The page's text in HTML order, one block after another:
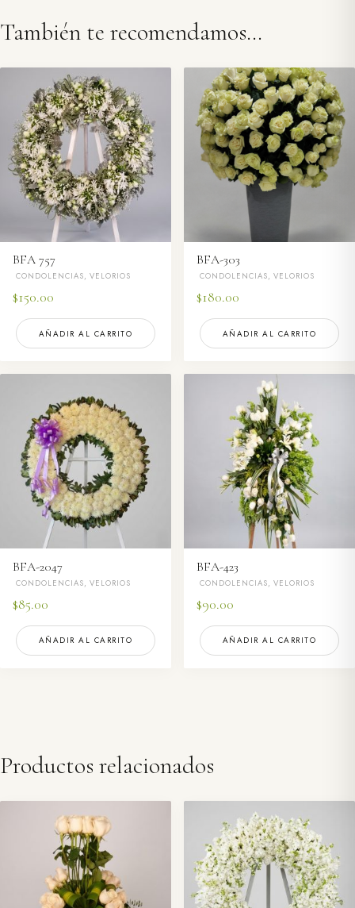
También te recomendamos…
BFA 757
CONDOLENCIAS, VELORIOS
$150.00
AÑADIR AL CARRITO
BFA-303
CONDOLENCIAS, VELORIOS
$180.00
AÑADIR AL CARRITO
BFA-2047
CONDOLENCIAS, VELORIOS
$85.00
AÑADIR AL CARRITO
BFA-423
CONDOLENCIAS, VELORIOS
$90.00
AÑADIR AL CARRITO
Productos relacionados